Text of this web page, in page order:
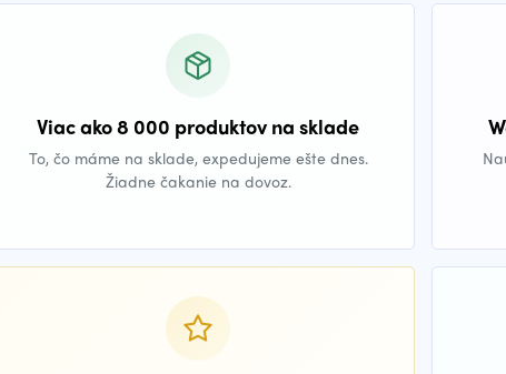
Viac ako 8 000 produktov na sklade
To, čo máme na sklade, expedujeme ešte dnes.
Žiadne čakanie na dovoz.